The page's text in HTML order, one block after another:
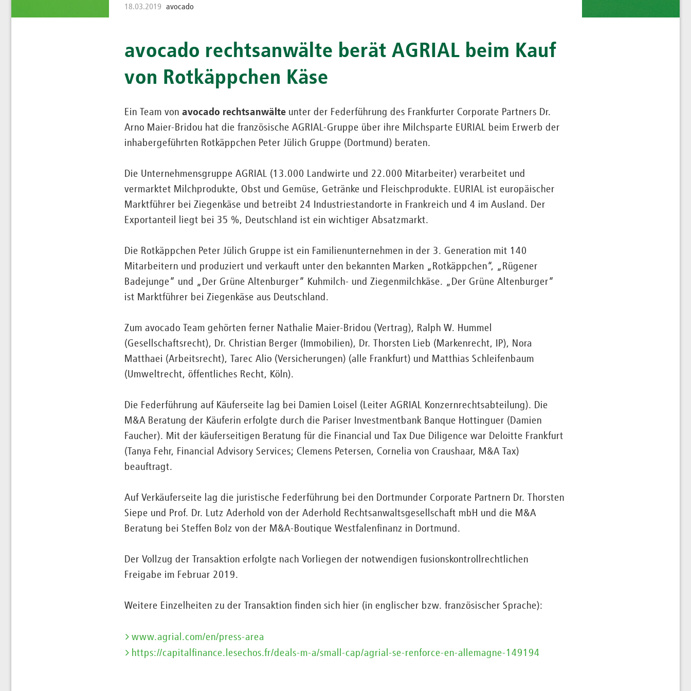
18.03.2019 avocado
avocado rechtsanwälte berät AGRIAL beim Kauf
von Rotkäppchen Käse
Ein Team von avocado rechtsanwälte unter der Federführung des Frankfurter Corporate Partners Dr.
Arno Maier-Bridou hat die französische AGRIAL-Gruppe über ihre Milchsparte EURIAL beim Erwerb der
inhabergeführten Rotkäppchen Peter Jülich Gruppe (Dortmund) beraten.
Die Unternehmensgruppe AGRIAL (13.000 Landwirte und 22.000 Mitarbeiter) verarbeitet und
vermarktet Milchprodukte, Obst und Gemüse, Getränke und Fleischprodukte. EURIAL ist europäischer
Marktführer bei Ziegenkäse und betreibt 24 Industriestandorte in Frankreich und 4 im Ausland. Der
Exportanteil liegt bei 35 %, Deutschland ist ein wichtiger Absatzmarkt.
Die Rotkäppchen Peter Jülich Gruppe ist ein Familienunternehmen in der 3. Generation mit 140
Mitarbeitern und produziert und verkauft unter den bekannten Marken „Rotkäppchen“, „Rügener
Badejunge“ und „Der Grüne Altenburger“ Kuhmilch- und Ziegenmilchkäse. „Der Grüne Altenburger“
ist Marktführer bei Ziegenkäse aus Deutschland.
Zum avocado Team gehörten ferner Nathalie Maier-Bridou (Vertrag), Ralph W. Hummel
(Gesellschaftsrecht), Dr. Christian Berger (Immobilien), Dr. Thorsten Lieb (Markenrecht, IP), Nora
Matthaei (Arbeitsrecht), Tarec Alio (Versicherungen) (alle Frankfurt) und Matthias Schleifenbaum
(Umweltrecht, öffentliches Recht, Köln).
Die Federführung auf Käuferseite lag bei Damien Loisel (Leiter AGRIAL Konzernrechtsabteilung). Die
M&A Beratung der Käuferin erfolgte durch die Pariser Investmentbank Banque Hottinguer (Damien
Faucher). Mit der käuferseitigen Beratung für die Financial und Tax Due Diligence war Deloitte Frankfurt
(Tanya Fehr, Financial Advisory Services; Clemens Petersen, Cornelia von Craushaar, M&A Tax)
beauftragt.
Auf Verkäuferseite lag die juristische Federführung bei den Dortmunder Corporate Partnern Dr. Thorsten
Siepe und Prof. Dr. Lutz Aderhold von der Aderhold Rechtsanwaltsgesellschaft mbH und die M&A
Beratung bei Steffen Bolz von der M&A-Boutique Westfalenfinanz in Dortmund.
Der Vollzug der Transaktion erfolgte nach Vorliegen der notwendigen fusionskontrollrechtlichen
Freigabe im Februar 2019.
Weitere Einzelheiten zu der Transaktion finden sich hier (in englischer bzw. französischer Sprache):
www.agrial.com/en/press-area
https://capitalfinance.lesechos.fr/deals-m-a/small-cap/agrial-se-renforce-en-allemagne-149194